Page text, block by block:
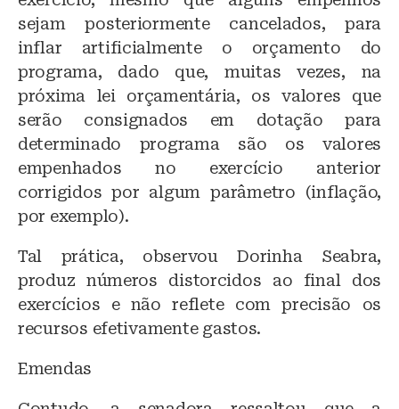
sejam posteriormente cancelados, para
inflar artificialmente o orçamento do
programa, dado que, muitas vezes, na
próxima lei orçamentária, os valores que
serão consignados em dotação para
determinado programa são os valores
empenhados no exercício anterior
corrigidos por algum parâmetro (inflação,
por exemplo).
Tal prática, observou Dorinha Seabra,
produz números distorcidos ao final dos
exercícios e não reflete com precisão os
recursos efetivamente gastos.
Emendas